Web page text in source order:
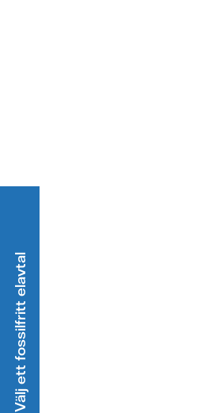
Välj ett fossilfritt elavtal